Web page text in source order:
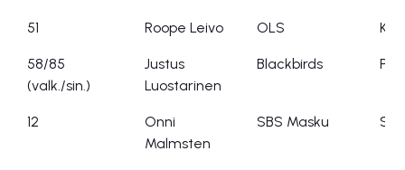
51 Roope Leivo OLS
58/85
(valk./sin.)
Justus
Luostarinen
Blackbirds
12
Onni
Malmsten
SBS Masku